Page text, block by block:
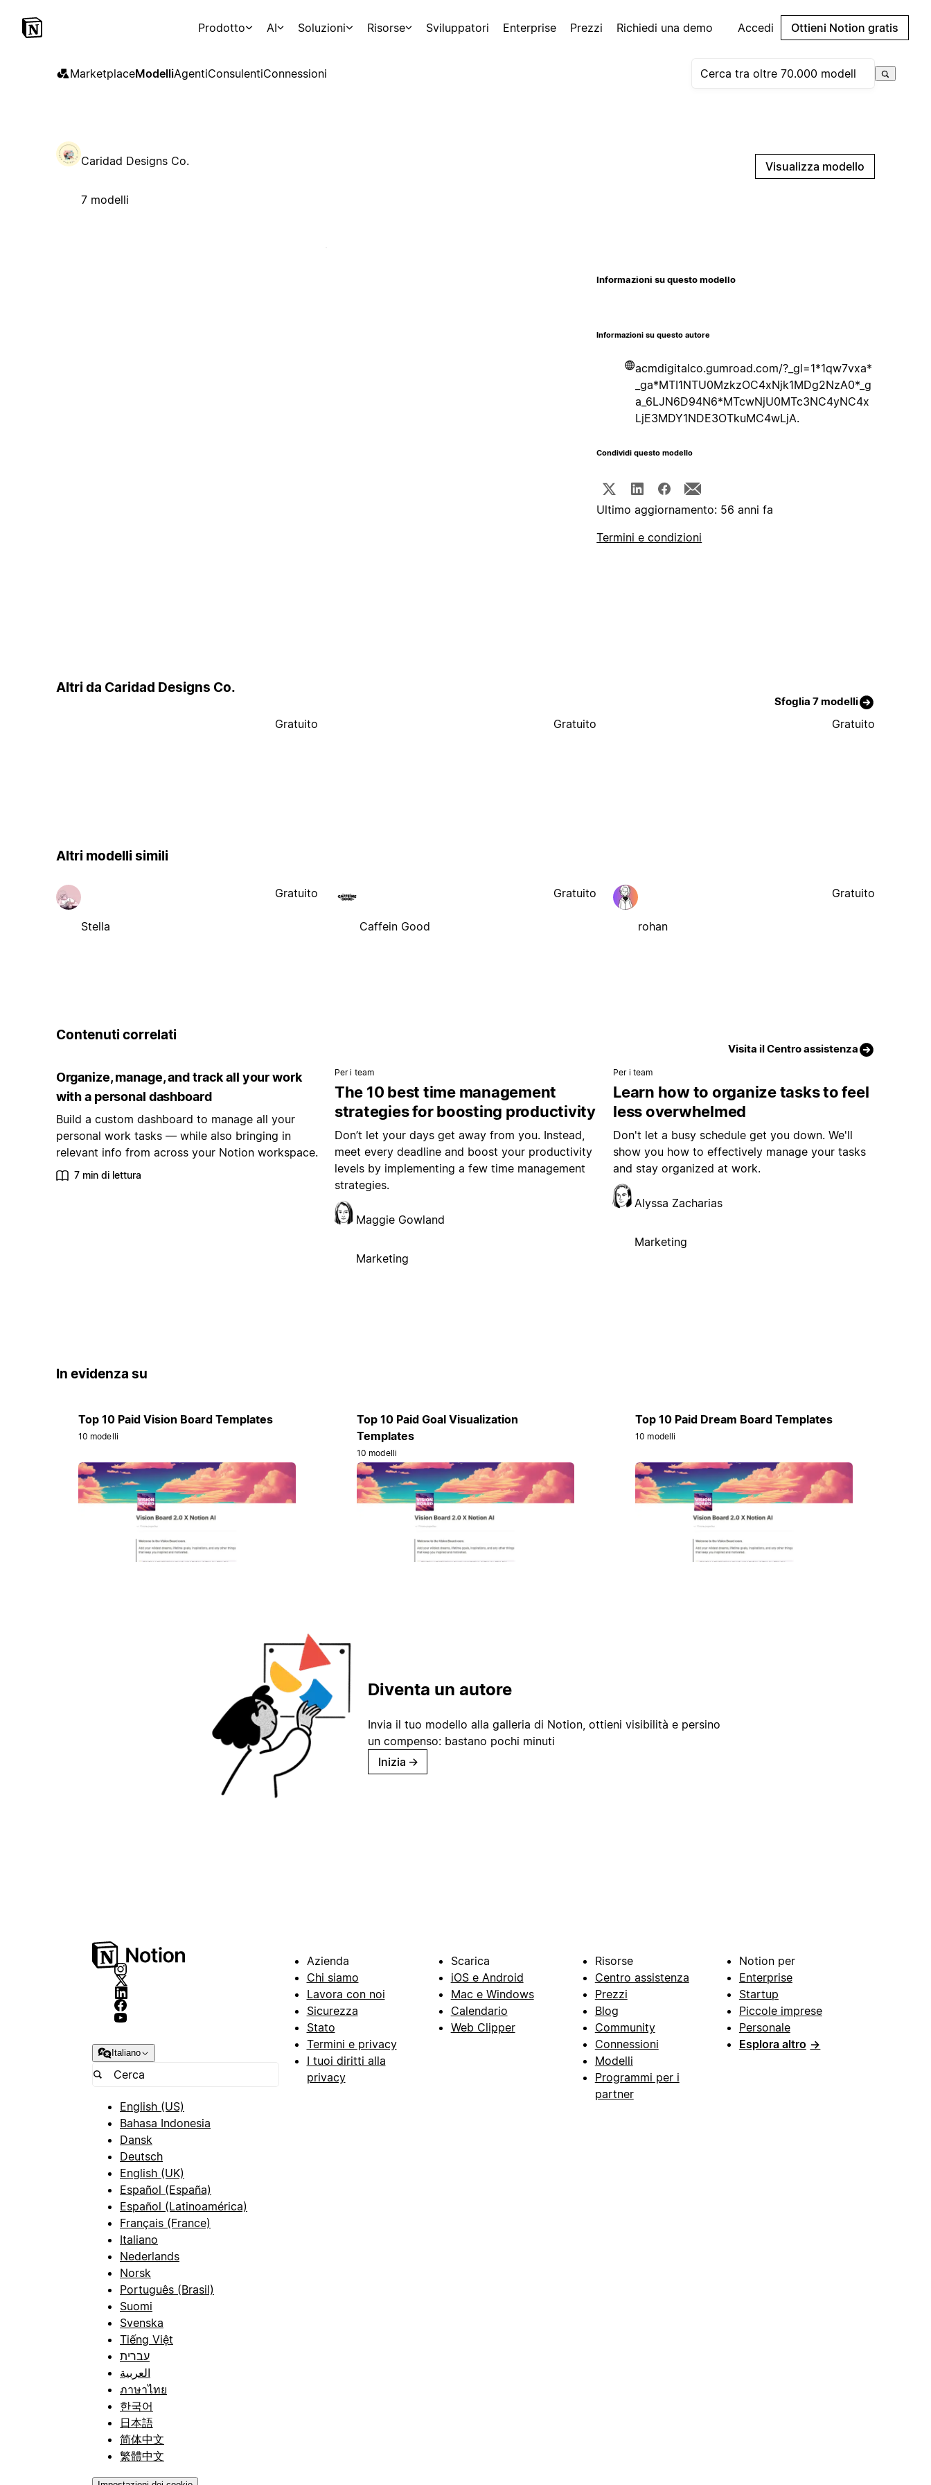
Prodotto AI Soluzioni Risorse Sviluppatori Enterprise Prezzi Richiedi una demo Accedi Ottieni Notion gratis
MarketplaceModelliAgentiConsulentiConnessioni
Caridad Designs Co.
7 modelli
Visualizza modello
Informazioni su questo modello
Informazioni su questo autore
acmdigitalco.gumroad.com/?_gl=1*1qw7vxa*
_ga*MTI1NTU0MzkzOC4xNjk1MDg2NzA0*_g
a_6LJN6D94N6*MTcwNjU0MTc3NC4yNC4x
LjE3MDY1NDE3OTkuMC4wLjA.
Condividi questo modello
Ultimo aggiornamento: 56 anni fa
Termini e condizioni
Altri da Caridad Designs Co.
Sfoglia 7 modelli
Gratuito Gratuito Gratuito
Altri modelli simili
Stella
Gratuito
Caffein Good
Gratuito
rohan
Gratuito
Contenuti correlati
Visita il Centro assistenza
Organize, manage, and track all your work
with a personal dashboard
Build a custom dashboard to manage all your
personal work tasks — while also bringing in
relevant info from across your Notion workspace.
7 min di lettura
Per i team
The 10 best time management
strategies for boosting productivity
Don’t let your days get away from you. Instead,
meet every deadline and boost your productivity
levels by implementing a few time management
strategies.
Maggie Gowland
Marketing
Per i team
Learn how to organize tasks to feel
less overwhelmed
Don't let a busy schedule get you down. We'll
show you how to effectively manage your tasks
and stay organized at work.
Alyssa Zacharias
Marketing
In evidenza su
Top 10 Paid Vision Board Templates
10 modelli
Top 10 Paid Goal Visualization
Templates
10 modelli
Top 10 Paid Dream Board Templates
10 modelli
Diventa un autore
Invia il tuo modello alla galleria di Notion, ottieni visibilità e persino
un compenso: bastano pochi minuti
Inizia →
Italiano
English (US)
Bahasa Indonesia
Dansk
Deutsch
English (UK)
Español (España)
Español (Latinoamérica)
Français (France)
Italiano
Nederlands
Norsk
Português (Brasil)
Suomi
Svenska
Tiếng Việt
עברית
العربية
ภาษาไทย
한국어
日本語
简体中文
繁體中文
Azienda
Chi siamo
Lavora con noi
Sicurezza
Stato
Termini e privacy
I tuoi diritti alla
privacy
Scarica
iOS e Android
Mac e Windows
Calendario
Web Clipper
Risorse
Centro assistenza
Prezzi
Blog
Community
Connessioni
Modelli
Programmi per i
partner
Notion per
Enterprise
Startup
Piccole imprese
Personale
Esplora altro →